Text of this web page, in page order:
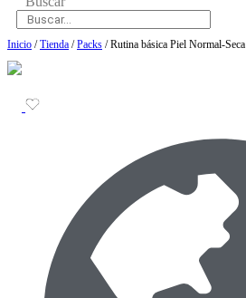
Inicio /Tienda /Packs / Rutina básica Piel Normal-Seca